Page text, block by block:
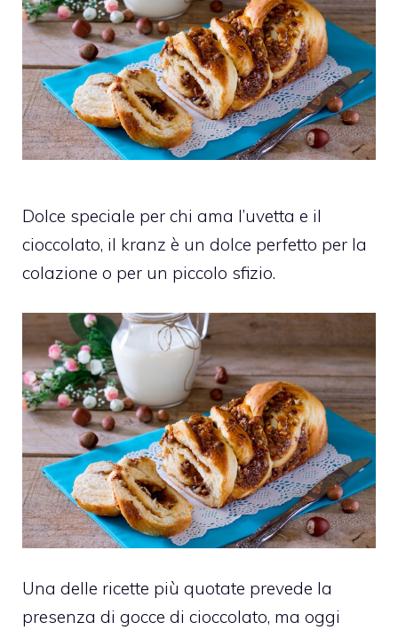
Dolce speciale per chi ama l’uvetta e il
cioccolato, il kranz è un dolce perfetto per la
colazione o per un piccolo sfizio.
Una delle ricette più quotate prevede la
presenza di gocce di cioccolato, ma oggi